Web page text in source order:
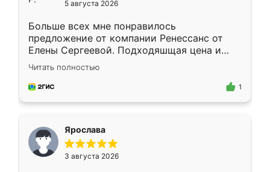
5 августа 2026
Больше всех мне понравилось
предложение от компании Ренессанс от
Елены Сергеевой. Подходяшщая цена и
короткие сроки изготовления. Приехавший
для замера сотрудник Владислав
предложил по моему эскизу самый
Читать полностью
1
Ярослава
3 августа 2026